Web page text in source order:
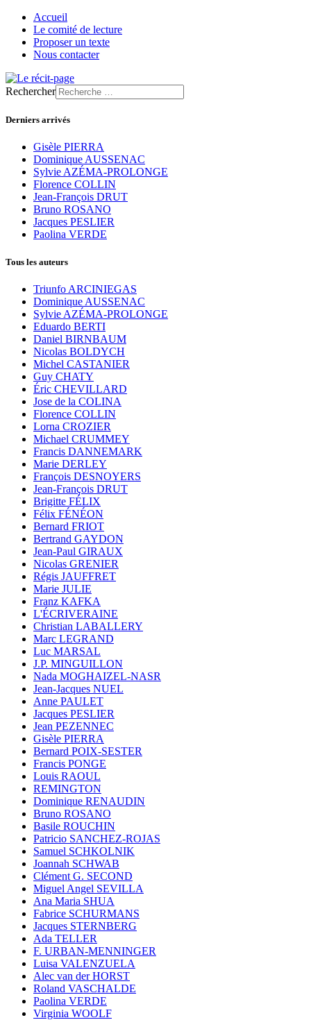
Accueil
Le comité de lecture
Proposer un texte
Nous contacter
Rechercher
Derniers arrivés
Gisèle PIERRA
Dominique AUSSENAC
Sylvie AZÉMA-PROLONGE
Florence COLLIN
Jean-François DRUT
Bruno ROSANO
Jacques PESLIER
Paolina VERDE
Tous les auteurs
Triunfo ARCINIEGAS
Dominique AUSSENAC
Sylvie AZÉMA-PROLONGE
Eduardo BERTI
Daniel BIRNBAUM
Nicolas BOLDYCH
Michel CASTANIER
Guy CHATY
Éric CHEVILLARD
Jose de la COLINA
Florence COLLIN
Lorna CROZIER
Michael CRUMMEY
Francis DANNEMARK
Marie DERLEY
François DESNOYERS
Jean-François DRUT
Brigitte FÉLIX
Félix FÉNÉON
Bernard FRIOT
Bertrand GAYDON
Jean-Paul GIRAUX
Nicolas GRENIER
Régis JAUFFRET
Marie JULIE
Franz KAFKA
L'ÉCRIVERAINE
Christian LABALLERY
Marc LEGRAND
Luc MARSAL
J.P. MINGUILLON
Nada MOGHAIZEL-NASR
Jean-Jacques NUEL
Anne PAULET
Jacques PESLIER
Jean PEZENNEC
Gisèle PIERRA
Bernard POIX-SESTER
Francis PONGE
Louis RAOUL
REMINGTON
Dominique RENAUDIN
Bruno ROSANO
Basile ROUCHIN
Patricio SANCHEZ-ROJAS
Samuel SCHKOLNIK
Joannah SCHWAB
Clément G. SECOND
Miguel Angel SEVILLA
Ana Maria SHUA
Fabrice SCHURMANS
Jacques STERNBERG
Ada TELLER
F. URBAN-MENNINGER
Luisa VALENZUELA
Alec van der HORST
Roland VASCHALDE
Paolina VERDE
Virginia WOOLF